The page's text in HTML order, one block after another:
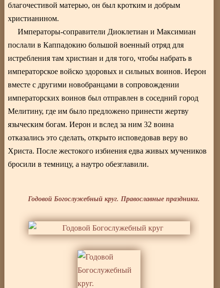
благочестивой матерью, он был кротким и добрым
христианином.
Императоры-соправители Диоклетиан и Максимиан
послали в Каппадокию большой военный отряд для
истребления там христиан и для того, чтобы набрать в
императорское войско здоровых и сильных воинов. Иерон
вместе с другими новобранцами в сопровождении
императорских воинов был отправлен в соседний город
Мелитину, где им было предложено принести жертву
языческим богам. Иерон и вслед за ним 32 воина
отказались это сделать, открыто исповедовав веру во
Христа. После жестокого избиения едва живых мучеников
бросили в темницу, а наутро обезглавили.
Годовой Богослужебный круг. Православные праздники.